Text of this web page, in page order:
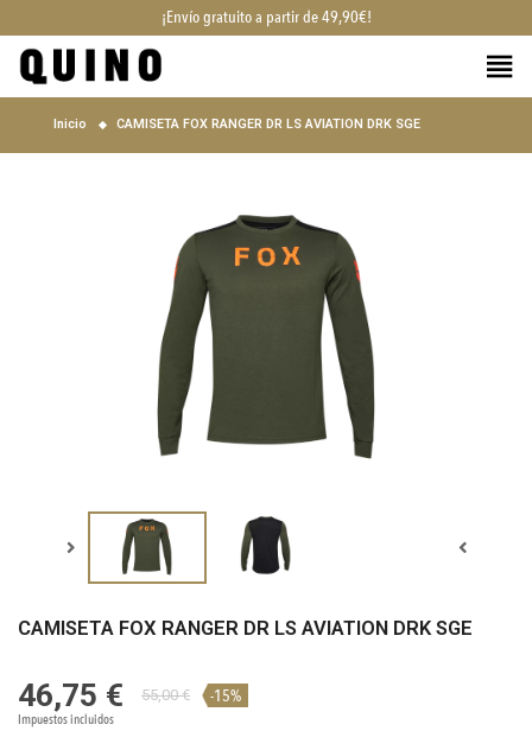
¡Envío gratuito a partir de 49,90€!
Inicio CAMISETA FOX RANGER DR LS AVIATION DRK SGE
CAMISETA FOX RANGER DR LS AVIATION DRK SGE
46,75 € 55,00 € -15%
Impuestos incluidos